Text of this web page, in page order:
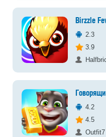
Birzzle
2.3
3.9
4.2
4.5
Outfit7